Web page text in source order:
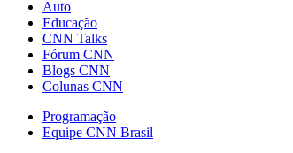
Auto
Educação
CNN Talks
Fórum CNN
Blogs CNN
Colunas CNN
Programação
Equipe CNN Brasil